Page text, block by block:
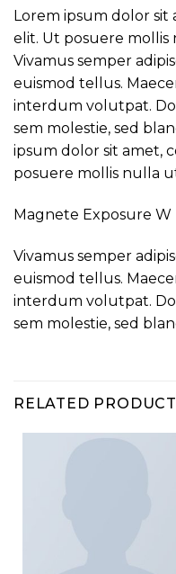
Lorem ipsum dolor sit
elit. Ut posuere
Vivamus semper
euismod tellus.
interdum volutpat.
sem molestie, sed
ipsum dolor sit amet,
posuere mollis nulla
Magnete Exposure W
Vivamus semper
euismod tellus.
interdum volutpat.
sem molestie, sed
RELATED